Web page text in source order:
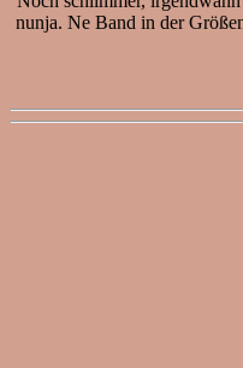
nunja. Ne Band in der